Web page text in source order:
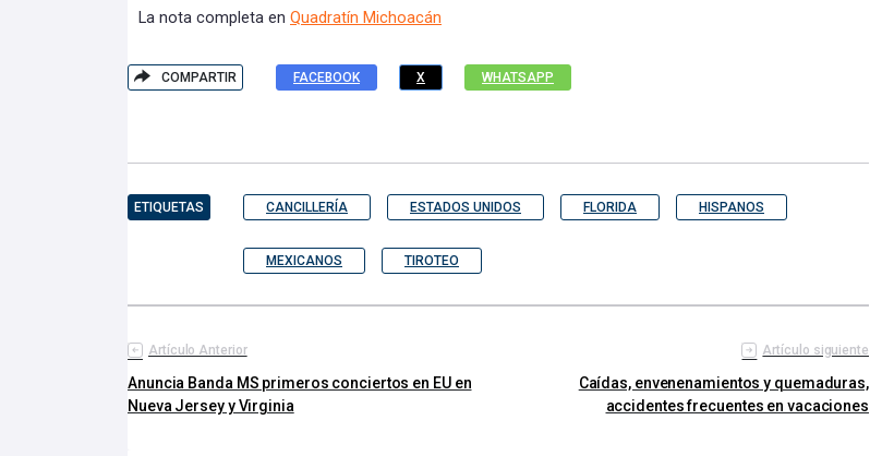
La nota completa en Quadratín Michoacán
COMPARTIR FACEBOOK X WHATSAPP
ETIQUETAS CANCILLERÍA ESTADOS UNIDOS FLORIDA HISPANOS
MEXICANOS TIROTEO
Artículo Anterior
Anuncia Banda MS primeros conciertos en EU en
Nueva Jersey y Virginia
Artículo siguiente
Caídas, envenenamientos y quemaduras,
accidentes frecuentes en vacaciones